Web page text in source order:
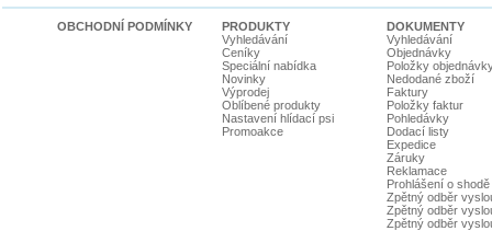
OBCHODNÍ PODMÍNKY
PRODUKTY
Vyhledávání
Ceníky
Speciální nabídka
Novinky
Výprodej
Oblíbené produkty
Nastavení hlídací psi
Promoakce
DOKUMENTY
Vyhledávání
Objednávky
Položky
Nedodané zboží
Faktury
Položky faktur
Pohledávky
Dodací listy
Expedice
Záruky
Reklamace
Prohlášení o shodě
Zpětný odběr
Zpětný odběr
Zpětný odběr